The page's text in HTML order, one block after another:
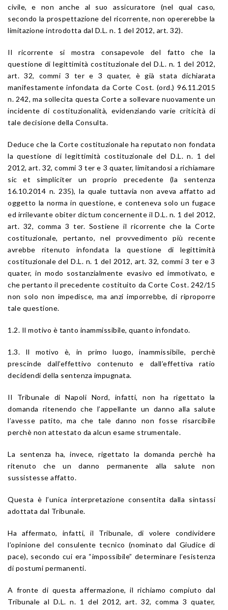
civile, e non anche al suo assicuratore (nel qual caso,
secondo la prospettazione del ricorrente, non opererebbe la
limitazione introdotta dal D.L. n. 1 del 2012, art. 32).
Il ricorrente si mostra consapevole del fatto che la
questione di legittimità costituzionale del D.L. n. 1 del 2012,
art. 32, commi 3 ter e 3 quater, è già stata dichiarata
manifestamente infondata da Corte Cost. (ord.) 96.11.2015
n. 242, ma sollecita questa Corte a sollevare nuovamente un
incidente di costituzionalità, evidenziando varie criticità di
tale decisione della Consulta.
Deduce che la Corte costituzionale ha reputato non fondata
la questione di legittimità costituzionale del D.L. n. 1 del
2012, art. 32, commi 3 ter e 3 quater, limitandosi a richiamare
sic et simpliciter un proprio precedente (la sentenza
16.10.2014 n. 235), la quale tuttavia non aveva affatto ad
oggetto la norma in questione, e conteneva solo un fugace
ed irrilevante obiter dictum concernente il D.L. n. 1 del 2012,
art. 32, comma 3 ter. Sostiene il ricorrente che la Corte
costituzionale, pertanto, nel provvedimento più recente
avrebbe ritenuto infondata la questione di legittimità
costituzionale del D.L. n. 1 del 2012, art. 32, commi 3 ter e 3
quater, in modo sostanzialmente evasivo ed immotivato, e
che pertanto il precedente costituito da Corte Cost. 242/15
non solo non impedisce, ma anzi imporrebbe, di riproporre
tale questione.
1.2. Il motivo è tanto inammissibile, quanto infondato.
1.3. Il motivo è, in primo luogo, inammissibile, perchè
prescinde dall’effettivo contenuto e dall’effettiva ratio
decidendi della sentenza impugnata.
Il Tribunale di Napoli Nord, infatti, non ha rigettato la
domanda ritenendo che l’appellante un danno alla salute
l’avesse patito, ma che tale danno non fosse risarcibile
perchè non attestato da alcun esame strumentale.
La sentenza ha, invece, rigettato la domanda perchè ha
ritenuto che un danno permanente alla salute non
sussistesse affatto.
Questa è l’unica interpretazione consentita dalla sintassi
adottata dal Tribunale.
Ha affermato, infatti, il Tribunale, di volere condividere
l’opinione del consulente tecnico (nominato dal Giudice di
pace), secondo cui era “impossibile” determinare l’esistenza
di postumi permanenti.
A fronte di questa affermazione, il richiamo compiuto dal
Tribunale al D.L. n. 1 del 2012, art. 32, comma 3 quater,